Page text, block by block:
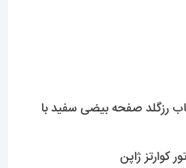
رزگلد صفحه بیضی سفید با
کوارتز ژاپن